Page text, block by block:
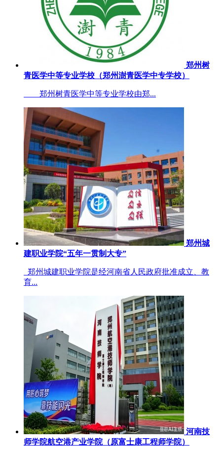
郑州树
青医学中等专业学校（郑州澍青医学中专学校）
郑州树青医学中等专业学校由郑...
郑州城
建职业学院“五年一贯制大专”
郑州城建职业学院是经河南省人民政府批准成立、教
育...
河南技
师学院航空港产业学院（原富士康工程师学院）